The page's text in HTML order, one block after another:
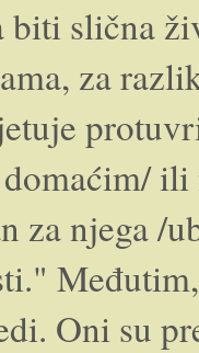
biti slična
za
za njega /
Oni su